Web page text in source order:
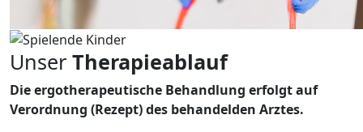
Unser Therapieablauf
Die ergotherapeutische Behandlung erfolgt auf
Verordnung (Rezept) des behandelden Arztes.